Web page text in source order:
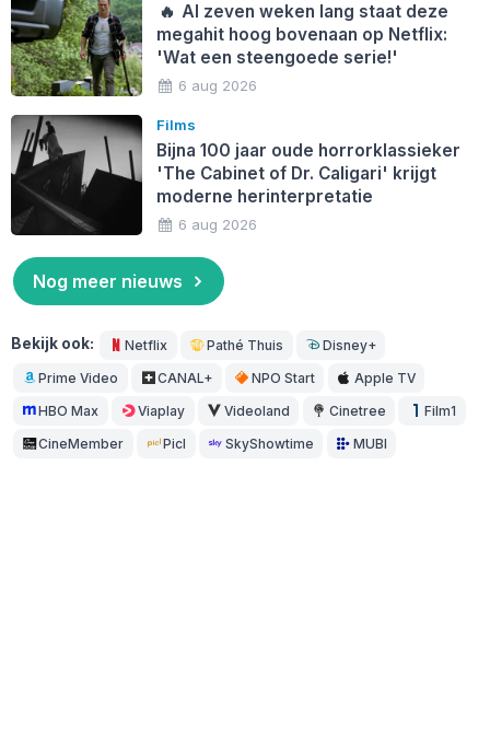
🔥 Al zeven weken lang staat deze
megahit hoog bovenaan op Netflix:
'Wat een steengoede serie!'
6 aug 2026
Films
Bijna 100 jaar oude horrorklassieker
'The Cabinet of Dr. Caligari' krijgt
moderne herinterpretatie
6 aug 2026
Nog meer nieuws
Bekijk ook: Netflix Pathé Thuis Disney+
Prime Video CANAL+ NPO Start Apple TV
HBO Max Viaplay Videoland Cinetree Film1
CineMember Picl SkyShowtime MUBI